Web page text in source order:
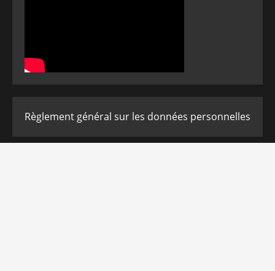
Règlement général sur les données personnelles